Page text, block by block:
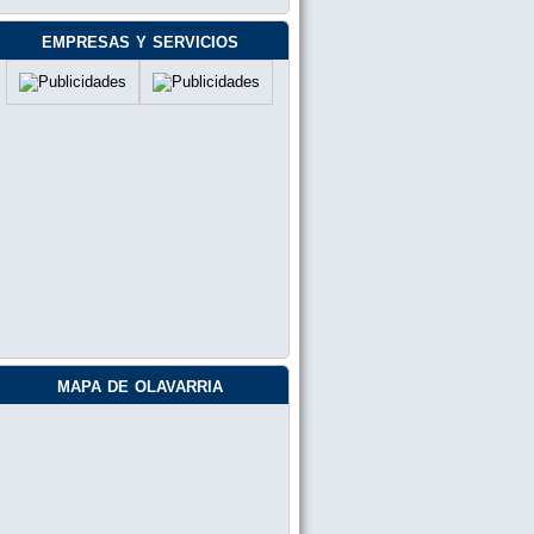
Saludos desde chascomús
Alejandra 564:
Parpadeo
Alejandra :
Carlos 277
empresas y servicios
mapa de olavarria